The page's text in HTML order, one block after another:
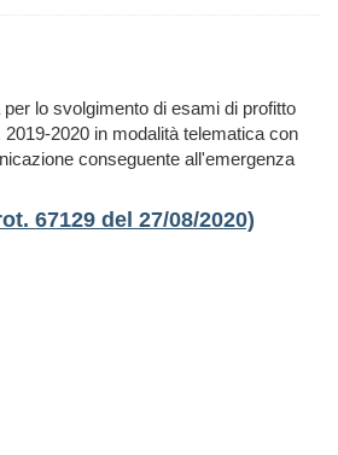
lo svolgimento di esami di profitto
2020 in modalità telematica con
conseguente all'emergenza
67129 del 27/08/2020)